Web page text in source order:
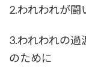
2.われわれが
3.われわれの
のために